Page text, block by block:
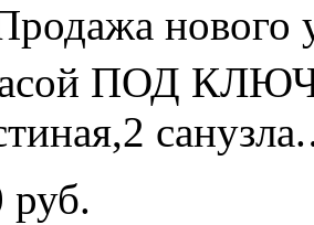
нового
ПОД КЛЮЧ
руб.